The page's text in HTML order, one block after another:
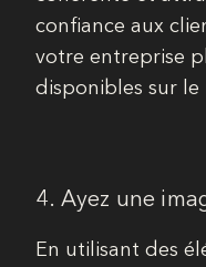
confiance aux
votre entreprise
disponibles sur le
4. Ayez une
En utilisant des